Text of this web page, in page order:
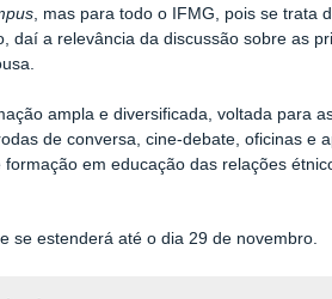
, mas para todo o IFMG, pois se trata
daí a relevância da discussão sobre as
ampla e diversificada, voltada para
de conversa, cine-debate, oficinas e
em educação das relações
se estenderá até o dia 29 de novembro.